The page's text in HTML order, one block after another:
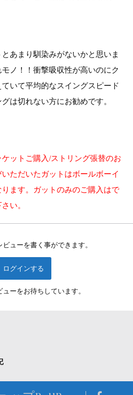
あまり馴染みがないかと思いま
ノ！！衝撃吸収性が高いのにク
いて平均的なスイングスピード
は切れない方にお勧めです。
ットご購入/ストリング張替のお
ただいたガットはボールボーイ
ます。ガットのみのご購入はで
い。
ューを書く事ができます。
ログインする
ーをお待ちしています。